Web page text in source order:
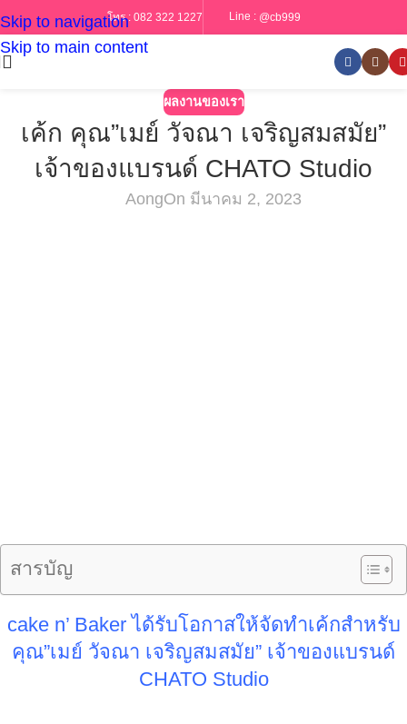
Skip to navigation
Skip to main content
โทร : 082 322 1227 Line : @cb999
ผลงานของเรา
เค้ก คุณ”เมย์ วัจณา เจริญสมสมัย”
เจ้าของแบรนด์ CHATO Studio
AongOn มีนาคม 2, 2023
สารบัญ
cake n’ Baker ได้รับโอกาสให้จัดทำเค้กสำหรับ
คุณ”เมย์ วัจณา เจริญสมสมัย” เจ้าของแบรนด์
CHATO Studio